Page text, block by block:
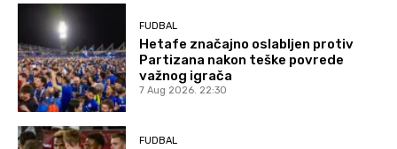
FUDBAL
Hetafe značajno oslabljen protiv
Partizana nakon teške povrede
važnog igrača
7 Aug 2026. 22:30
FUDBAL